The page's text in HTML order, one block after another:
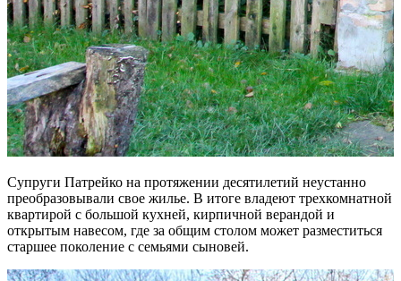
Супруги Патрейко на протяжении десятилетий неустанно
преобразовывали свое жилье. В итоге владеют трехкомнатной
квартирой с большой кухней, кирпичной верандой и
открытым навесом, где за общим столом может разместиться
старшее поколение с семьями сыновей.